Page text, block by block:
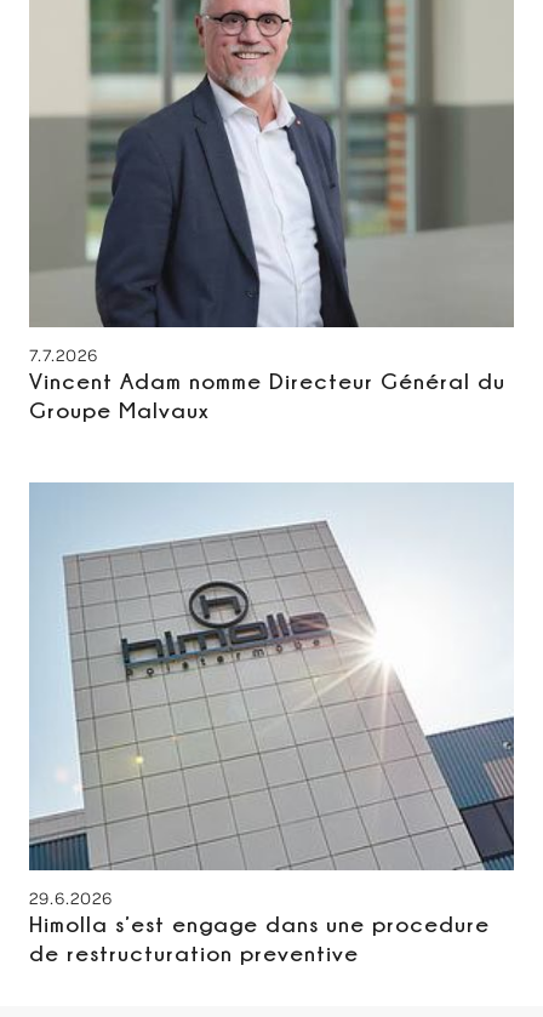
7.7.2026
Vincent Adam nomme Directeur Général du
Groupe Malvaux
29.6.2026
Himolla s’est engage dans une procedure
de restructuration preventive